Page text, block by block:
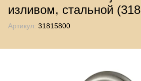
изливом, стальной
Артикул: 31815800